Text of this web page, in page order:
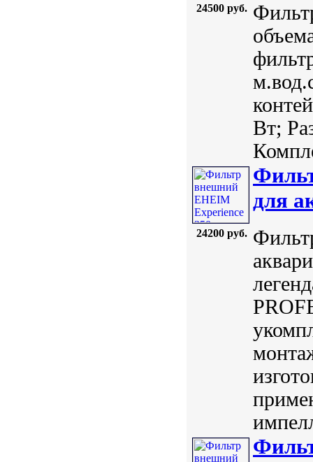
24500 руб.
Вт;
24200 руб.
для